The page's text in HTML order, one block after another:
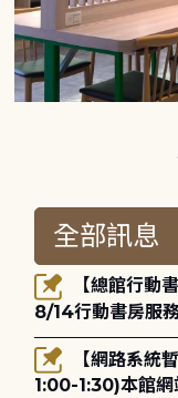
8/14行動書房服
1:00-1:30)本館網